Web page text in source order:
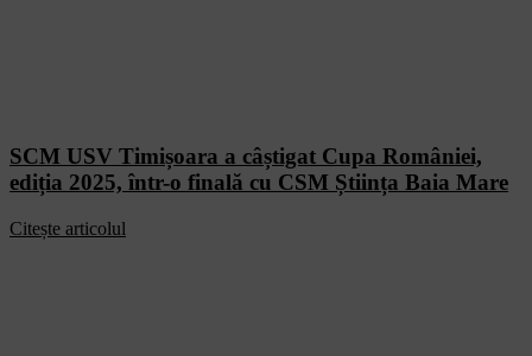
SCM USV Timișoara a câștigat Cupa României,
ediția 2025, într-o finală cu CSM Știința Baia Mare
Citește articolul